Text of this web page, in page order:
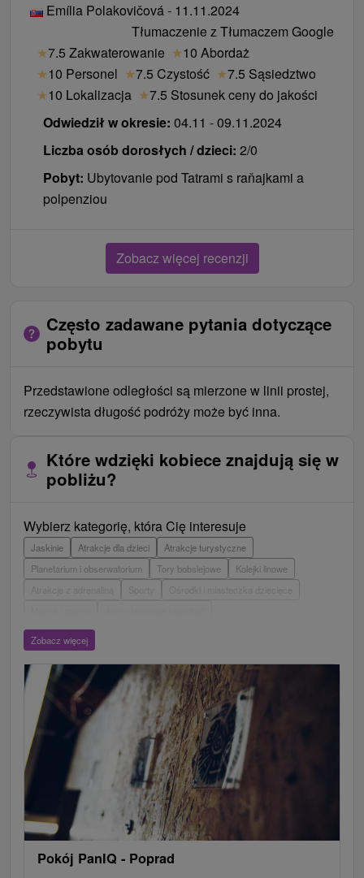
Emília Polakovičová - 11.11.2024
Tłumaczenie z Tłumaczem Google
★7.5 Zakwaterowanie ★10 Abordaż
★10 Personel ★7.5 Czystość ★7.5 Sąsiedztwo
★10 Lokalizacja ★7.5 Stosunek ceny do jakości
Odwiedził w okresie: 04.11 - 09.11.2024
Liczba osób dorosłych / dzieci: 2/0
Pobyt: Ubytovanie pod Tatrami s raňajkami a
polpenziou
Zobacz więcej recenzji
Często zadawane pytania dotyczące
pobytu
Przedstawione odległości są mierzone w linii prostej,
rzeczywista długość podróży może być inna.
Które wdzięki kobiece znajdują się w
pobliżu?
Wybierz kategorię, która Cię interesuje
Jaskinie Atrakcje dla dzieci
Atrakcje turystyczne
Planetarium i obserwatorium
Tory bobslejowe
Kolejki linowe
Atrakcje z adrenaliną
Wieże obserwacyjne i chodniki
Escaperoom
Ogrody botaniczne
Parki miejskie i zamkowe
Loty widokowe i rejsy wycieczkowe
Tarcze
Jeziora, jeziora, zbiorniki wodne
Zabytki techniki
Pomniki
Wodospady
Kościoły drewniane Źródła
Jazda konna
Túry a turistické chodníky
Zamki Chaty górskie
Miejsca sakralne
Rafting, rafting, rafting
Obiekty architektoniczne
Ośrodek narciarski
Pola golfowe
Tory gokartowe
Amfiteatry i kina w przyrodzie
Szlaki winne Cyklotrasy
Zobacz więcej
Pokój PanIQ - Poprad